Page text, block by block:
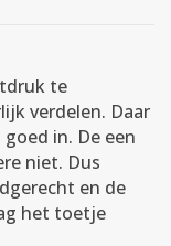
te
verdelen. Daar
in. De een
niet. Dus
en de
het toetje